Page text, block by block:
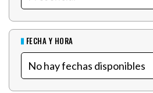
FECHA Y HORA